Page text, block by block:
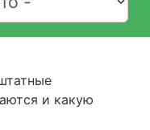
и какую